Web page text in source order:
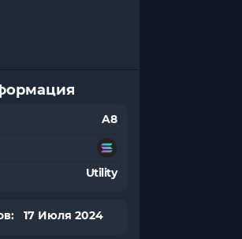
A8
Utility
17 Июля 2024